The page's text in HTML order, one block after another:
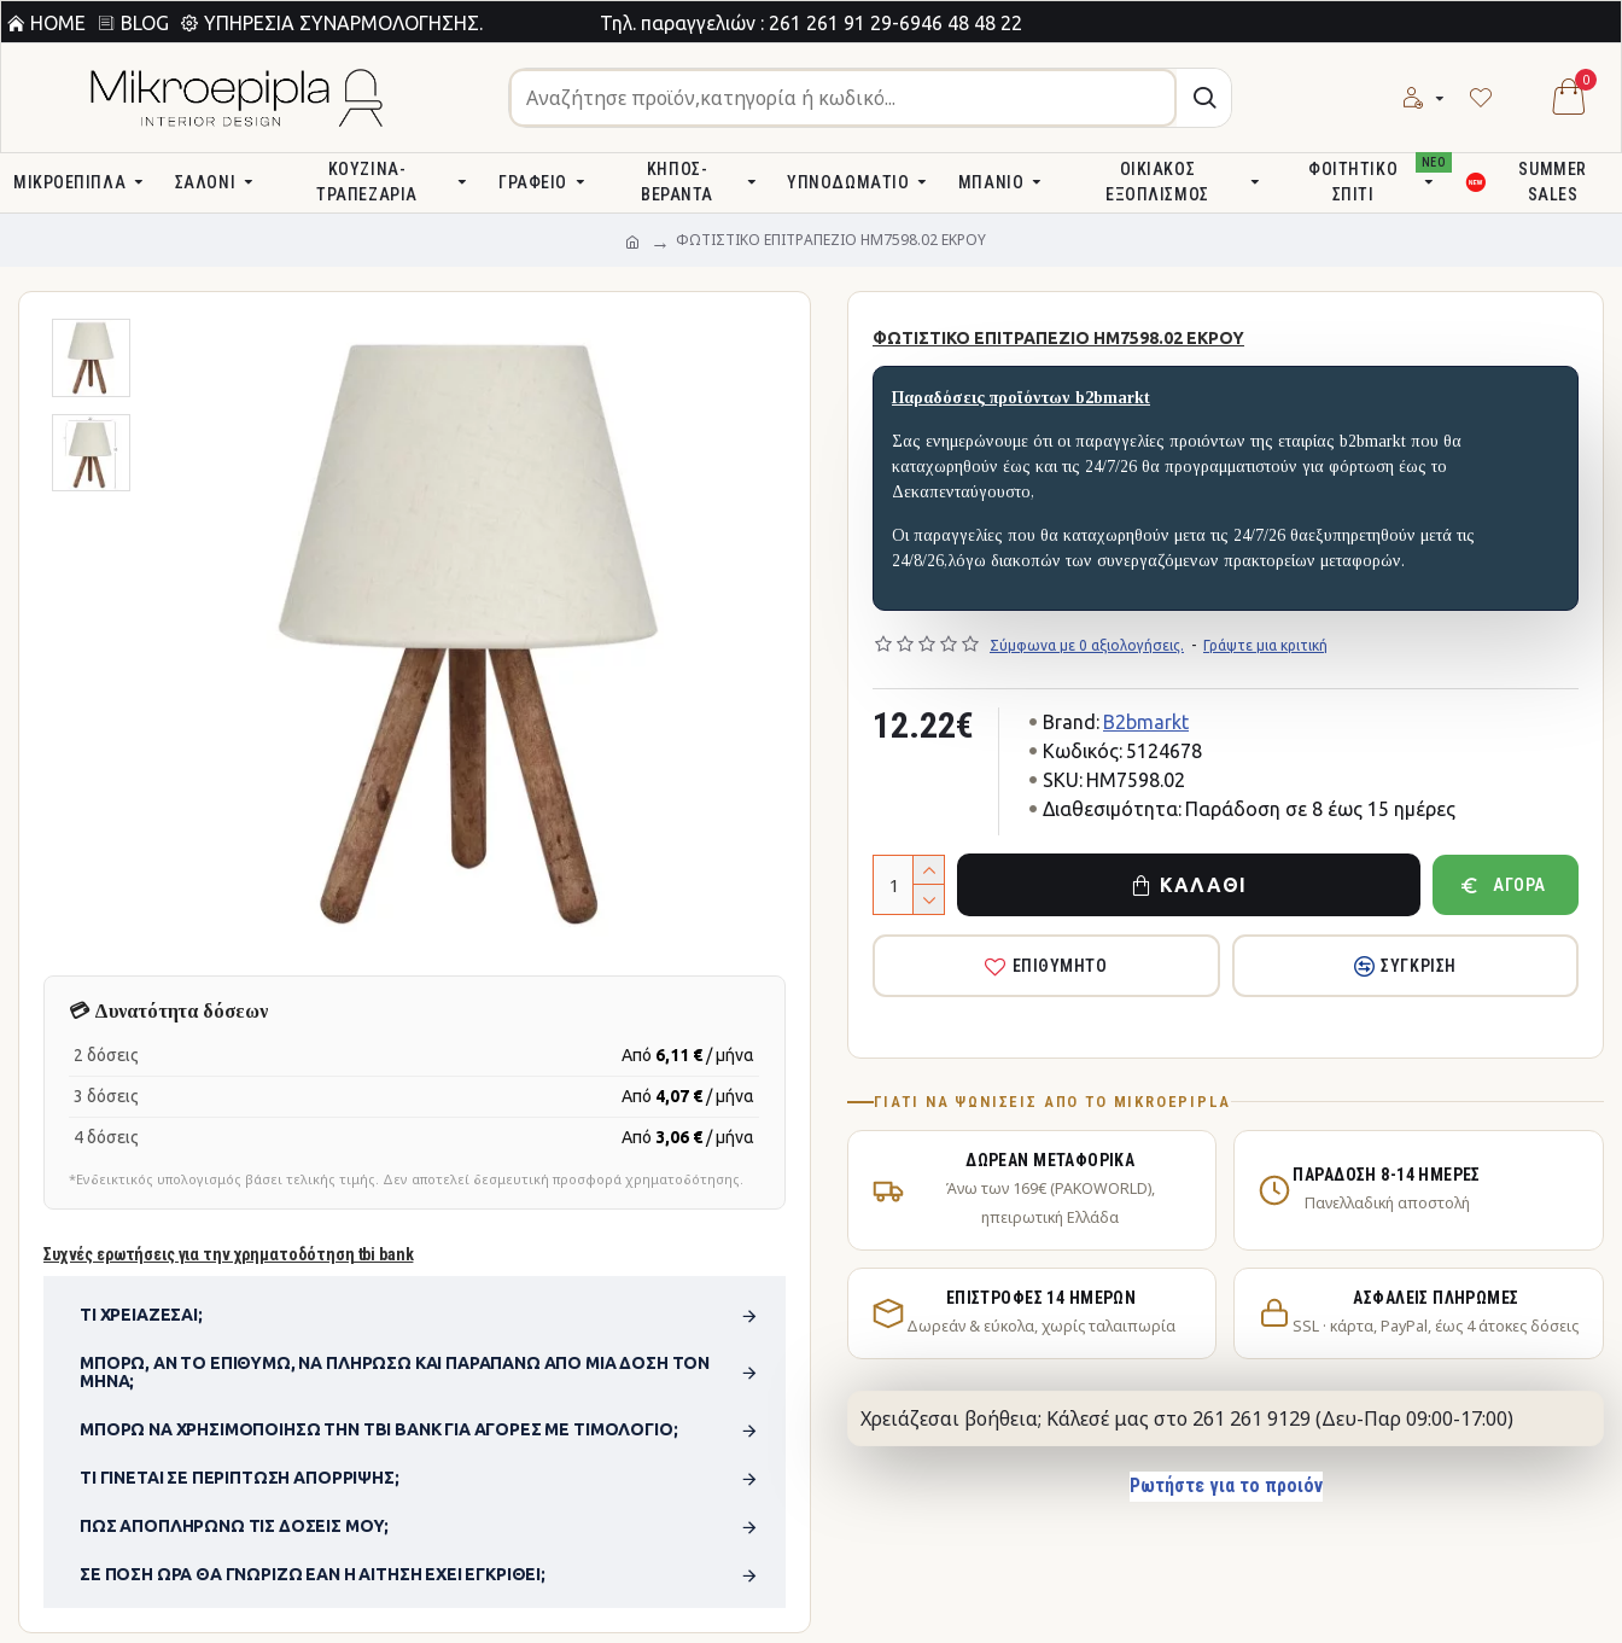
HOME BLOG ΥΠΗΡΕΣΊΑ ΣΥΝΑΡΜΟΛΌΓΗΣΗΣ. Τηλ. παραγγελιών : 261 261 91 29-6946 48 48 22
0
ΜΙΚΡΟΕΠΙΠΛΑ ΣΑΛΌΝΙ
ΚΟΥΖΊΝΑ-
ΤΡΑΠΕΖΑΡΊΑ
ΓΡΑΦΕΊΟ
ΚΉΠΟΣ-
ΒΕΡΆΝΤΑ
ΥΠΝΟΔΩΜΆΤΙΟ ΜΠΆΝΙΟ
ΟΙΚΙΑΚΌΣ
ΕΞΟΠΛΙΣΜΌΣ
ΦΟΙΤΗΤΙΚΌ
ΣΠΊΤΙ
ΝΕΟ
SUMMER
SALES
ΦΩΤΙΣΤΙΚΟ ΕΠΙΤΡΑΠΕΖΙΟ HM7598.02 ΕΚΡΟΥ
Συχνές ερωτήσεις για την χρηματοδότηση tbi bank
ΤΙ ΧΡΕΙΆΖΕΣΑΙ;
ΜΠΟΡΏ, ΑΝ ΤΟ ΕΠΙΘΥΜΏ, ΝΑ ΠΛΗΡΏΣΩ ΚΑΙ ΠΑΡΑΠΆΝΩ ΑΠΌ ΜΊΑ ΔΌΣΗ ΤΟΝ
ΜΉΝΑ;
ΜΠΟΡΏ ΝΑ ΧΡΗΣΙΜΟΠΟΊΗΣΩ ΤΗΝ TBI BANK ΓΙΑ ΑΓΟΡΈΣ ΜΕ ΤΙΜΟΛΌΓΙΟ;
ΤΙ ΓΊΝΕΤΑΙ ΣΕ ΠΕΡΊΠΤΩΣΗ ΑΠΌΡΡΙΨΗΣ;
ΠΏΣ ΑΠΟΠΛΗΡΏΝΩ ΤΙΣ ΔΌΣΕΙΣ ΜΟΥ;
ΣΕ ΠΌΣΗ ΏΡΑ ΘΑ ΓΝΩΡΊΖΩ ΕΆΝ Η ΑΊΤΗΣΗ ΈΧΕΙ ΕΓΚΡΙΘΕΊ;
💳 Δυνατότητα δόσεων
2 δόσεις Από 6,11 € / μήνα
3 δόσεις Από 4,07 € / μήνα
4 δόσεις Από 3,06 € / μήνα
*Ενδεικτικός υπολογισμός βάσει τελικής τιμής. Δεν αποτελεί δεσμευτική προσφορά χρηματοδότησης.
ΦΩΤΙΣΤΙΚΟ ΕΠΙΤΡΑΠΕΖΙΟ HM7598.02 ΕΚΡΟΥ
Παραδόσεις προϊόντων b2bmarkt
Σας ενημερώνουμε ότι οι παραγγελίες προιόντων της εταιρίας b2bmarkt που θα
καταχωρηθούν έως και τις 24/7/26 θα προγραμματιστούν για φόρτωση έως το
Δεκαπενταύγουστο,
Οι παραγγελίες που θα καταχωρηθούν μετα τις 24/7/26 θαεξυπηρετηθούν μετά τις
24/8/26,λόγω διακοπών των συνεργαζόμενων πρακτορείων μεταφορών.
Σύμφωνα με 0 αξιολογήσεις. - Γράψτε μια κριτική
12.22€ Brand: B2bmarkt
Κωδικός: 5124678
SKU: HM7598.02
Διαθεσιμότητα: Παράδοση σε 8 έως 15 ημέρες
ΚΑΛΆΘΙ ΑΓΟΡΆ
ΕΠΙΘΥΜΗΤΌ ΣΎΓΚΡΙΣΗ
ΓΙΑΤΊ ΝΑ ΨΩΝΊΣΕΙΣ ΑΠΌ ΤΟ MIKROEPIPLA
ΔΩΡΕΆΝ ΜΕΤΑΦΟΡΙΚΆ
Άνω των 169€ (PAKOWORLD),
ηπειρωτική Ελλάδα
ΠΑΡΆΔΟΣΗ 8-14 ΗΜΈΡΕΣ
Πανελλαδική αποστολή
ΕΠΙΣΤΡΟΦΈΣ 14 ΗΜΕΡΏΝ
Δωρεάν & εύκολα, χωρίς ταλαιπωρία
ΑΣΦΑΛΕΊΣ ΠΛΗΡΩΜΈΣ
SSL · κάρτα, PayPal, έως 4 άτοκες δόσεις
Χρειάζεσαι βοήθεια; Κάλεσέ μας στο 261 261 9129 (Δευ-Παρ 09:00-17:00)
Ρωτήστε για το προιόν